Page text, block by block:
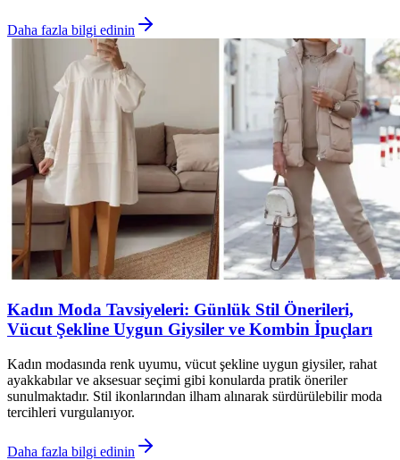
Daha fazla bilgi edinin
Kadın Moda Tavsiyeleri: Günlük Stil Önerileri,
Vücut Şekline Uygun Giysiler ve Kombin İpuçları
Kadın modasında renk uyumu, vücut şekline uygun giysiler, rahat
ayakkabılar ve aksesuar seçimi gibi konularda pratik öneriler
sunulmaktadır. Stil ikonlarından ilham alınarak sürdürülebilir moda
tercihleri vurgulanıyor.
Daha fazla bilgi edinin